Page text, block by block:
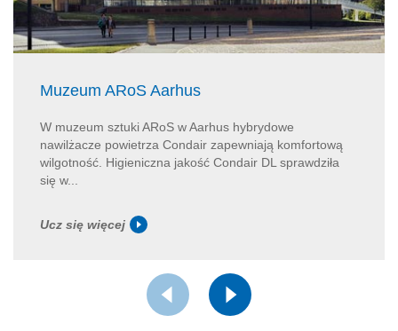
Muzeum ARoS Aarhus
W muzeum sztuki ARoS w Aarhus hybrydowe
nawilżacze powietrza Condair zapewniają komfortową
wilgotność. Higieniczna jakość Condair DL sprawdziła
się w...
Ucz się więcej